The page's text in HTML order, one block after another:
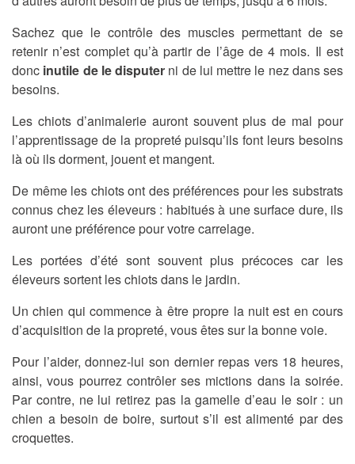
Sachez que le contrôle des muscles permettant de se
retenir n’est complet qu’à partir de l’âge de 4 mois. Il est
donc inutile de le disputer ni de lui mettre le nez dans ses
besoins.
Les chiots d’animalerie auront souvent plus de mal pour
l’apprentissage de la propreté puisqu’ils font leurs besoins
là où ils dorment, jouent et mangent.
De même les chiots ont des préférences pour les substrats
connus chez les éleveurs : habitués à une surface dure, ils
auront une préférence pour votre carrelage.
Les portées d’été sont souvent plus précoces car les
éleveurs sortent les chiots dans le jardin.
Un chien qui commence à être propre la nuit est en cours
d’acquisition de la propreté, vous êtes sur la bonne voie.
Pour l’aider, donnez-lui son dernier repas vers 18 heures,
ainsi, vous pourrez contrôler ses mictions dans la soirée.
Par contre, ne lui retirez pas la gamelle d’eau le soir : un
chien a besoin de boire, surtout s’il est alimenté par des
croquettes.